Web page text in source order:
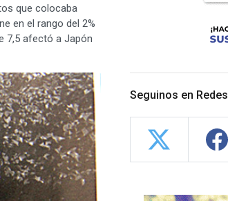
que colocaba
en el rango del 2%
7,5 afectó a Japón
Seguinos en Redes